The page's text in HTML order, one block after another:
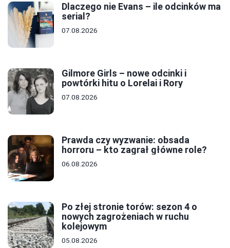
Dlaczego nie Evans – ile odcinków ma
serial?
07.08.2026
Gilmore Girls – nowe odcinki i
powtórki hitu o Lorelai i Rory
07.08.2026
Prawda czy wyzwanie: obsada
horroru – kto zagrał główne role?
06.08.2026
Po złej stronie torów: sezon 4 o
nowych zagrożeniach w ruchu
kolejowym
05.08.2026